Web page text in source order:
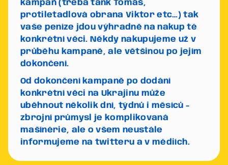
kampaň (třeba tank Tomáš,
protiletadlová obrana Viktor etc…) tak
vaše peníze jdou výhradně na nakup té
konkrétní věci. Někdy nakupujeme už v
průběhu kampaně, ale většinou po jejím
dokončení.
Od dokončení kampaně po dodání
konkrétní věci na Ukrajinu může
uběhnout několik dní, týdnů i měsíců -
zbrojní průmysl je komplikovaná
mašínérie, ale o všem neustále
informujeme na twitteru a v médiích.